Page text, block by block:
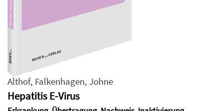
Althof, Falkenhagen, Johne
Hepatitis E-Virus